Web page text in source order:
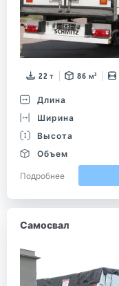
22 т 86 м³
Длина
Ширина
Высота
Объем
Подробнее
Самосвал